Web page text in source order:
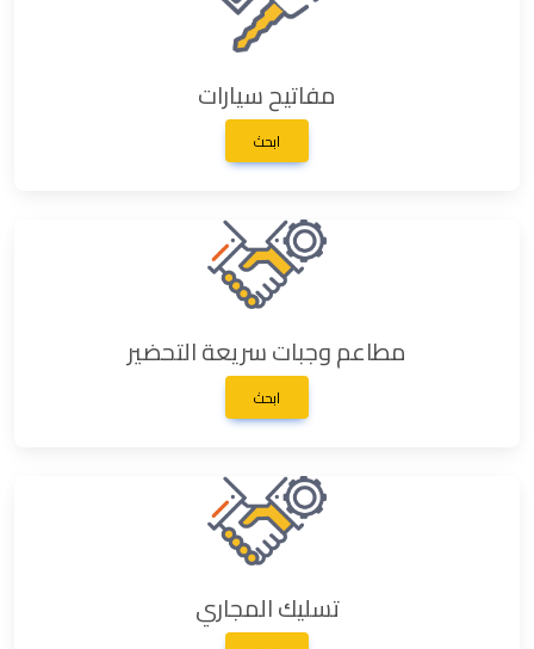
مفاتيح سيارات
ابحث
مطاعم وجبات سريعة التحضير
ابحث
تسليك المجاري